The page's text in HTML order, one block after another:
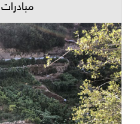
مبادرات